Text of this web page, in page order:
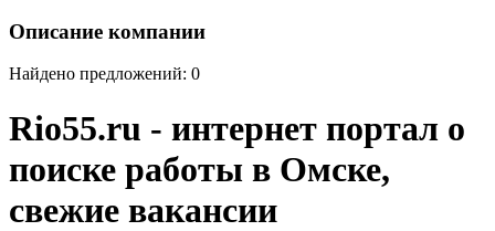
Описание компании
Найдено предложений: 0
Rio55.ru - интернет портал о
поиске работы в Омске,
свежие вакансии